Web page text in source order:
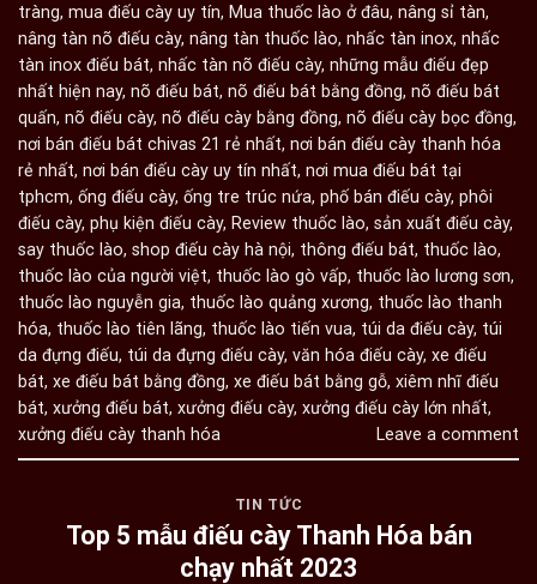
tràng, mua điếu cày uy tín, Mua thuốc lào ở đâu, nâng sỉ tàn,
nâng tàn nõ điếu cày, nâng tàn thuốc lào, nhấc tàn inox, nhấc
tàn inox điếu bát, nhấc tàn nõ điếu cày, những mẫu điếu đẹp
nhất hiện nay, nõ điếu bát, nõ điếu bát bằng đồng, nõ điếu bát
quấn, nõ điếu cày, nõ điếu cày bằng đồng, nõ điếu cày bọc đồng,
nơi bán điếu bát chivas 21 rẻ nhất, nơi bán điếu cày thanh hóa
rẻ nhất, nơi bán điếu cày uy tín nhất, nơi mua điếu bát tại
tphcm, ống điếu cày, ống tre trúc nứa, phố bán điếu cày, phôi
điếu cày, phụ kiện điếu cày, Review thuốc lào, sản xuất điếu cày,
say thuốc lào, shop điếu cày hà nội, thông điếu bát, thuốc lào,
thuốc lào của người việt, thuốc lào gò vấp, thuốc lào lương sơn,
thuốc lào nguyễn gia, thuốc lào quảng xương, thuốc lào thanh
hóa, thuốc lào tiên lãng, thuốc lào tiến vua, túi da điếu cày, túi
da đựng điếu, túi da đựng điếu cày, văn hóa điếu cày, xe điếu
bát, xe điếu bát bằng đồng, xe điếu bát bằng gỗ, xiêm nhĩ điếu
bát, xưởng điếu bát, xưởng điếu cày, xưởng điếu cày lớn nhất,
xưởng điếu cày thanh hóa
Leave a comment
TIN TỨC
Top 5 mẫu điếu cày Thanh Hóa bán
chạy nhất 2023